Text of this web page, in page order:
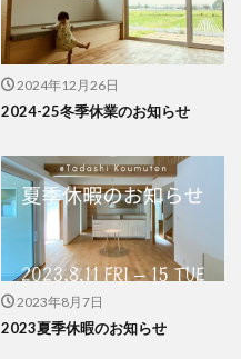
2024年12月26日
2024-25冬季休業のお知らせ
2023年8月7日
2023夏季休暇のお知らせ